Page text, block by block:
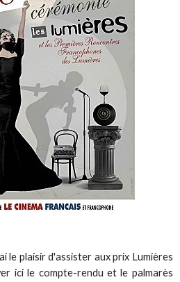
le plaisir d'assister aux prix Lumières
ici le compte-rendu et le palmarès